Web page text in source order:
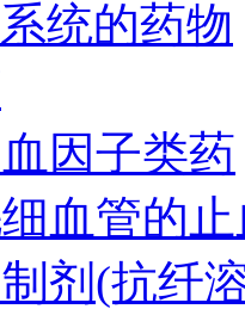
统的药物
因子类药
血管的
剂(抗纤